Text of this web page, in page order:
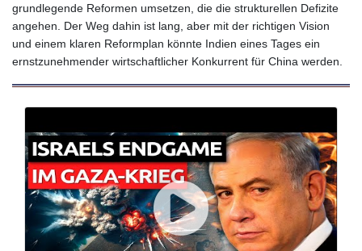
grundlegende Reformen umsetzen, die die strukturellen Defizite
angehen. Der Weg dahin ist lang, aber mit der richtigen Vision
und einem klaren Reformplan könnte Indien eines Tages ein
ernstzunehmender wirtschaftlicher Konkurrent für China werden.